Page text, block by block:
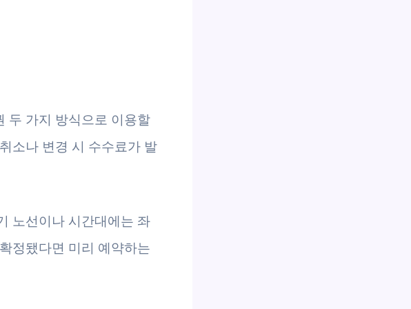
두 가지 방식으로 이용할
소나 변경 시 수수료가 발
노선이나 시간대에는 좌
정됐다면 미리 예약하는